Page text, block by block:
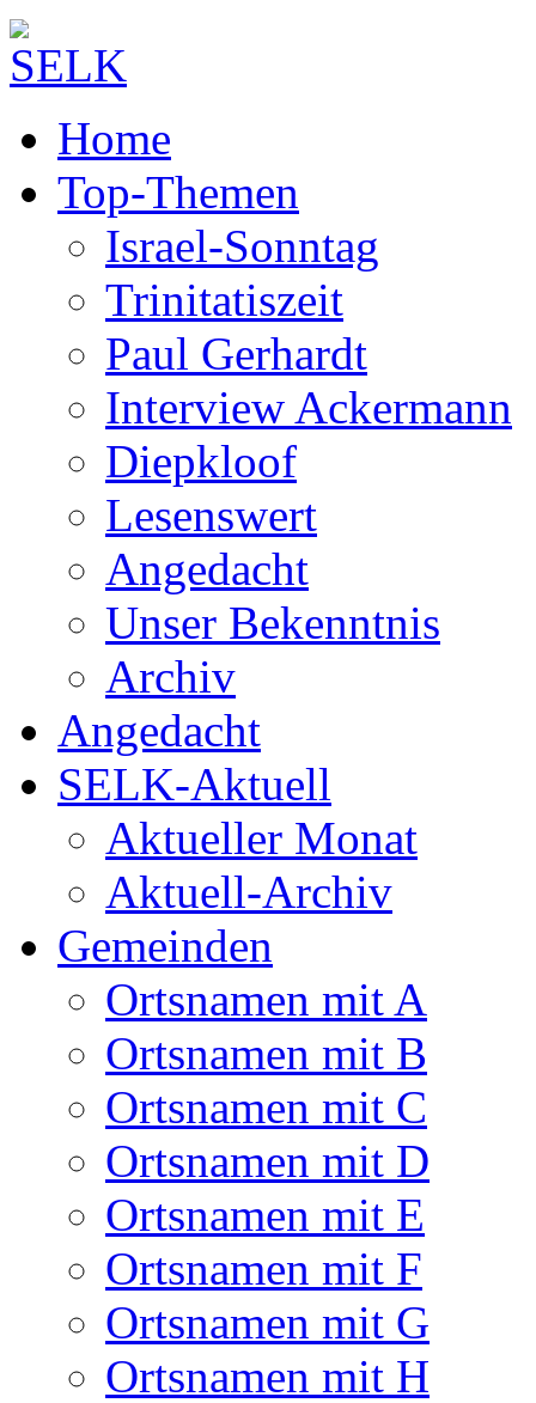
Home
Top-Themen
Israel-Sonntag
Trinitatiszeit
Paul Gerhardt
Interview Ackermann
Diepkloof
Lesenswert
Angedacht
Unser Bekenntnis
Archiv
Angedacht
SELK-Aktuell
Aktueller Monat
Aktuell-Archiv
Gemeinden
Ortsnamen mit A
Ortsnamen mit B
Ortsnamen mit C
Ortsnamen mit D
Ortsnamen mit E
Ortsnamen mit F
Ortsnamen mit G
Ortsnamen mit H